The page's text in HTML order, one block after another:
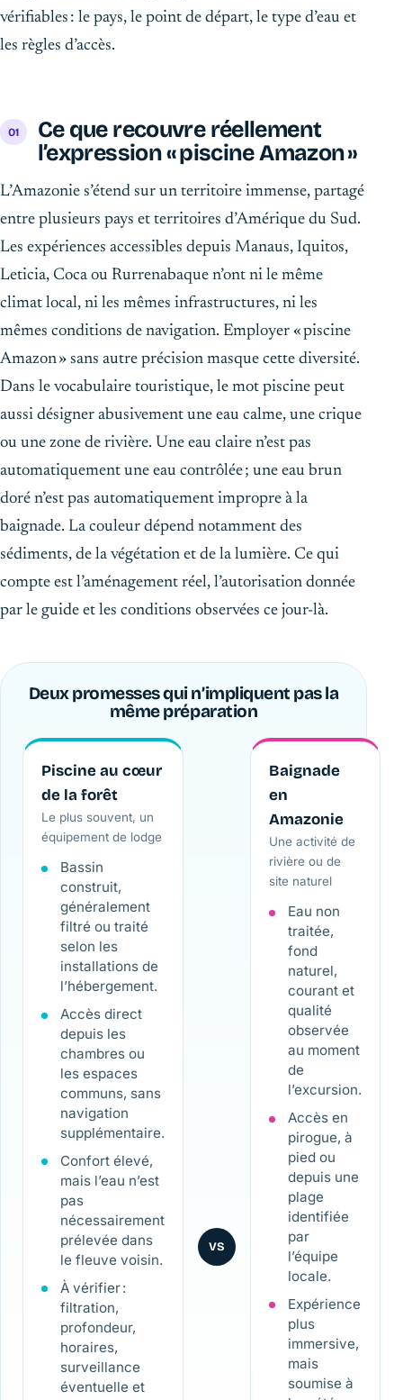
vérifiables : le pays, le point de départ, le type d’eau et
les règles d’accès.
Ce que recouvre réellement
l’expression « piscine Amazon »
L’Amazonie s’étend sur un territoire immense, partagé
entre plusieurs pays et territoires d’Amérique du Sud.
Les expériences accessibles depuis Manaus, Iquitos,
Leticia, Coca ou Rurrenabaque n’ont ni le même
climat local, ni les mêmes infrastructures, ni les
mêmes conditions de navigation. Employer « piscine
Amazon » sans autre précision masque cette diversité.
Dans le vocabulaire touristique, le mot piscine peut
aussi désigner abusivement une eau calme, une crique
ou une zone de rivière. Une eau claire n’est pas
automatiquement une eau contrôlée ; une eau brun
doré n’est pas automatiquement impropre à la
baignade. La couleur dépend notamment des
sédiments, de la végétation et de la lumière. Ce qui
compte est l’aménagement réel, l’autorisation donnée
par le guide et les conditions observées ce jour-là.
Deux promesses qui n’impliquent pas la
même préparation
Piscine au cœur
de la forêt
Le plus souvent, un
équipement de lodge
Bassin
construit,
généralement
filtré ou traité
selon les
installations de
l’hébergement.
Accès direct
depuis les
chambres ou
les espaces
communs, sans
navigation
supplémentaire.
Confort élevé,
mais l’eau n’est
pas
nécessairement
prélevée dans
le fleuve voisin.
À vérifier :
filtration,
profondeur,
horaires,
surveillance
éventuelle et
VS
Baignade
en
Amazonie
Une activité de
rivière ou de
site naturel
Eau non
traitée,
fond
naturel,
courant et
qualité
observée
au moment
de
l’excursion.
Accès en
pirogue, à
pied ou
depuis une
plage
identifiée
par
l’équipe
locale.
Expérience
plus
immersive,
mais
soumise à